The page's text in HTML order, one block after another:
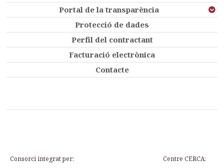
Portal de la transparència
Protecció de dades
Perfil del contractant
Facturació electrònica
Contacte
Consorci integrat per: Centre CERCA: